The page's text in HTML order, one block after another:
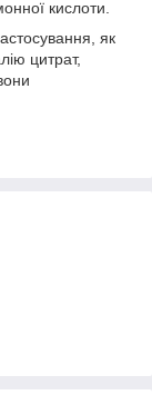
кислоти.
як
цитрат,